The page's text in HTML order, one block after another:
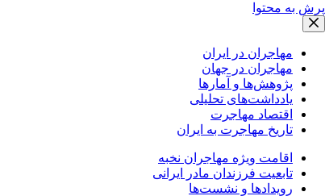
پرش به محتوا
مهاجران در ایران
مهاجران در جهان
پژوهش‌ها و آمارها
یادداشت‌های تحلیلی
اقتصاد مهاجرت
تاریخ مهاجرت به ایران
اقامت ویژه مهاجران نخبه
تابعیت فرزندان مادر ایرانی
رویدادها و نشست‌ها